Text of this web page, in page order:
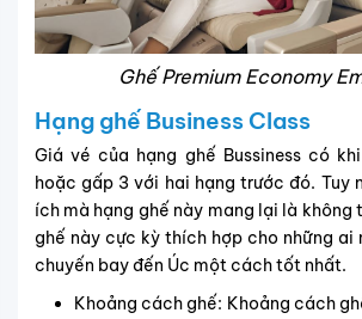
Ghế Premium Economy
Hạng ghế Business Class
Giá vé của hạng ghế Bussiness có
hoặc gấp 3 với hai hạng trước đó. Tuy
ích mà hạng ghế này mang lại là không
ghế này cực kỳ thích hợp cho những ai
chuyến bay đến Úc một cách tốt nhất.
Khoảng cách ghế: Khoảng cách